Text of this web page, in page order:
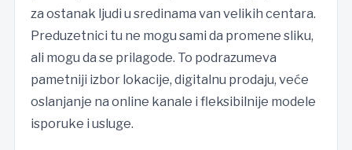
za ostanak ljudi u sredinama van velikih centara.
Preduzetnici tu ne mogu sami da promene sliku,
ali mogu da se prilagode. To podrazumeva
pametniji izbor lokacije, digitalnu prodaju, veće
oslanjanje na online kanale i fleksibilnije modele
isporuke i usluge.